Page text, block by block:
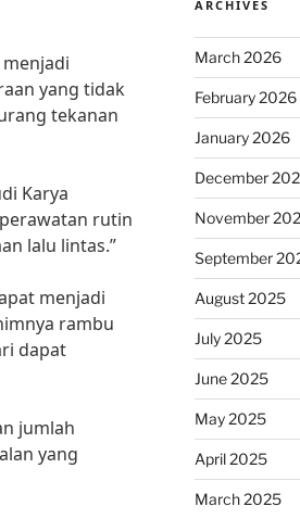
yang tidak
tekanan
Karya
rutin
lalu lintas.”
menjadi
rambu
dapat
jumlah
yang
ARCHIVES
March 2026
February 2026
January 2026
December
November
September
August 2025
July 2025
June 2025
May 2025
April 2025
March 2025